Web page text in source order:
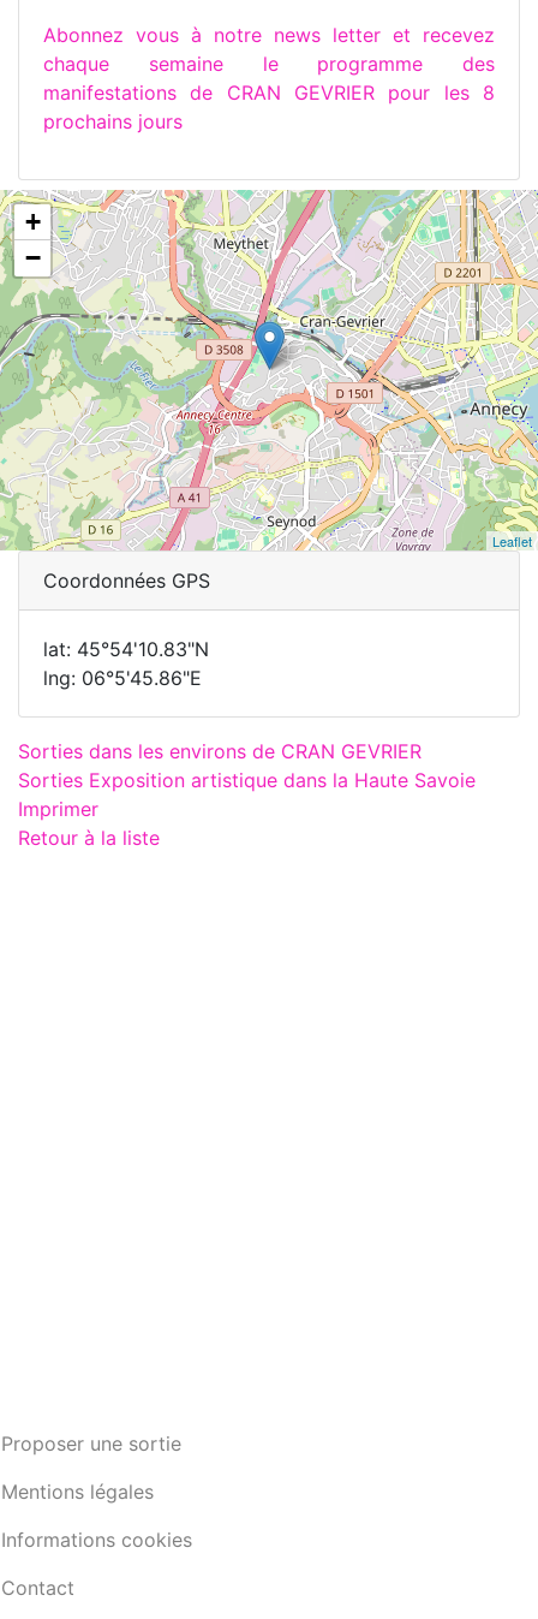
Abonnez vous à notre news letter et recevez
chaque semaine le programme des
manifestations de CRAN GEVRIER pour les 8
prochains jours
+
−
Leaflet
Coordonnées GPS
lat: 45°54'10.83"N
lng: 06°5'45.86"E
Sorties dans les environs de CRAN GEVRIER
Sorties Exposition artistique dans la Haute Savoie
Imprimer
Retour à la liste
Proposer une sortie
Mentions légales
Informations cookies
Contact